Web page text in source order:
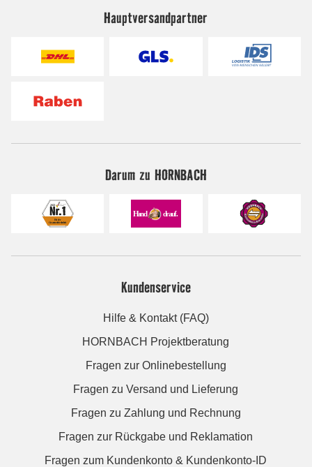
Hauptversandpartner
Darum zu HORNBACH
Kundenservice
Hilfe & Kontakt (FAQ)
HORNBACH Projektberatung
Fragen zur Onlinebestellung
Fragen zu Versand und Lieferung
Fragen zu Zahlung und Rechnung
Fragen zur Rückgabe und Reklamation
Fragen zum Kundenkonto & Kundenkonto-ID